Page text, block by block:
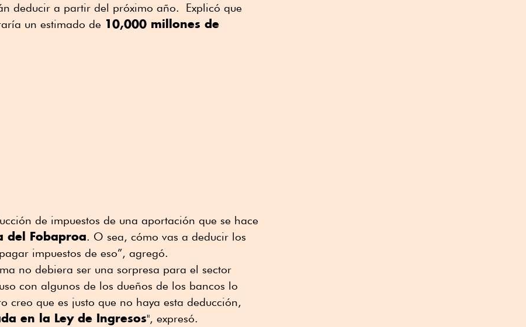
deducir a partir del próximo año. Explicó que
un estimado de 10,000 millones de
de impuestos de una aportación que se hace
del Fobaproa. O sea, cómo vas a deducir los
impuestos de eso”, agregó.
no debiera ser una sorpresa para el sector
con algunos de los dueños de los bancos lo
creo que es justo que no haya esta deducción,
en la Ley de Ingresos", expresó.